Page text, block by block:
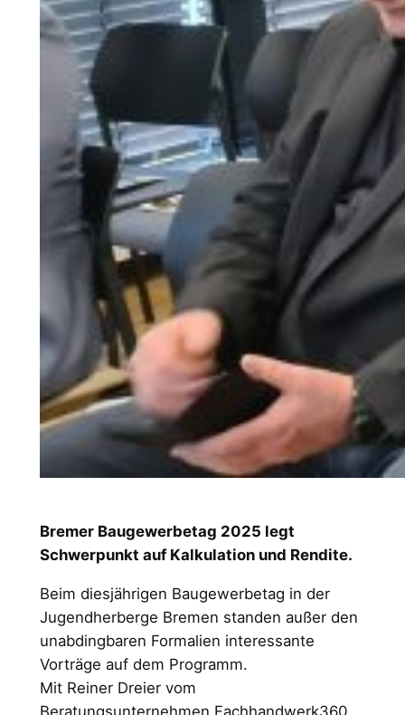
Bremer Baugewerbetag 2025 legt
Schwerpunkt auf Kalkulation und Rendite.
Beim diesjährigen Baugewerbetag in der
Jugendherberge Bremen standen außer den
unabdingbaren Formalien interessante
Vorträge auf dem Programm.
Mit Reiner Dreier vom
Beratungsunternehmen Fachhandwerk360